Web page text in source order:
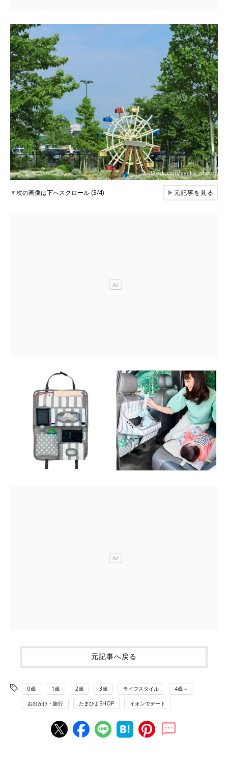
▼次の画像は下へスクロール (3/4) ▶元記事を見る
元記事へ戻る
0歳 1歳 2歳 3歳 ライフスタイル 4歳～
お出かけ・旅行 たまひよSHOP イオンでデート